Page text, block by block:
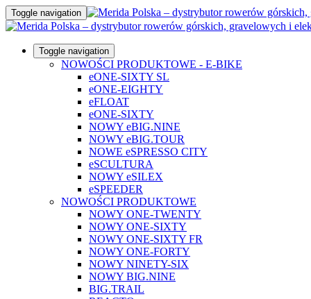
Toggle navigation
Toggle navigation
NOWOŚCI PRODUKTOWE - E-BIKE
eONE-SIXTY SL
eONE-EIGHTY
eFLOAT
eONE-SIXTY
NOWY eBIG.NINE
NOWY eBIG.TOUR
NOWE eSPRESSO CITY
eSCULTURA
NOWY eSILEX
eSPEEDER
NOWOŚCI PRODUKTOWE
NOWY ONE-TWENTY
NOWY ONE-SIXTY
NOWY ONE-SIXTY FR
NOWY ONE-FORTY
NOWY NINETY-SIX
NOWY BIG.NINE
BIG.TRAIL